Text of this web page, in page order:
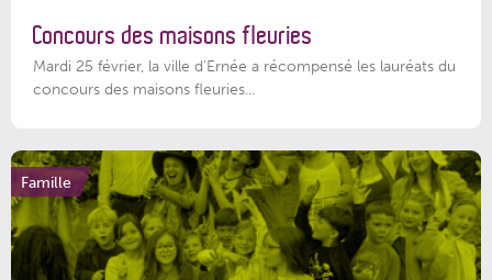
Concours des maisons fleuries
Mardi 25 février, la ville d'Ernée a récompensé les lauréats du
concours des maisons fleuries...
Famille